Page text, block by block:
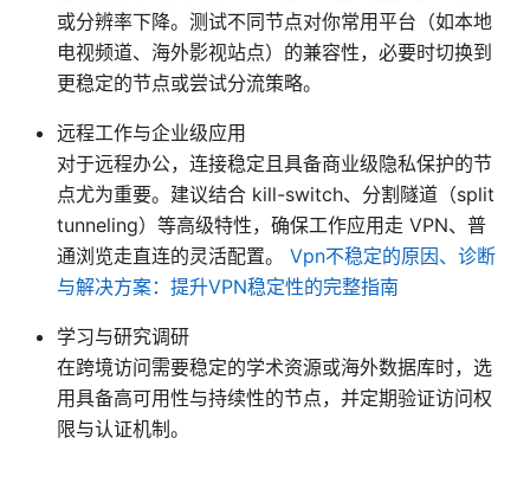
或分辨率下降。测试不同节点对你常用平台（如本地
电视频道、海外影视站点）的兼容性，必要时切换到
更稳定的节点或尝试分流策略。
远程工作与企业级应用
对于远程办公，连接稳定且具备商业级隐私保护的节
点尤为重要。建议结合 kill-switch、分割隧道（split
tunneling）等高级特性，确保工作应用走 VPN、普
通浏览走直连的灵活配置。 Vpn不稳定的原因、诊断
与解决方案：提升VPN稳定性的完整指南
学习与研究调研
在跨境访问需要稳定的学术资源或海外数据库时，选
用具备高可用性与持续性的节点，并定期验证访问权
限与认证机制。